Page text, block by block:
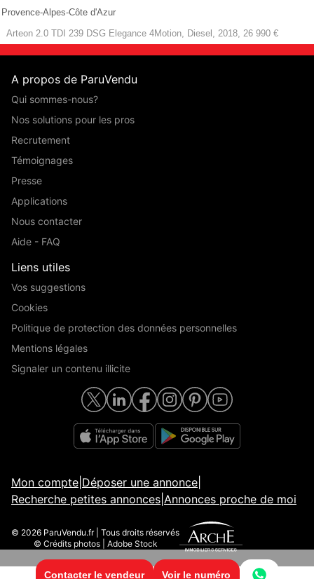
Contacter le vendeur Voir le numéro
Provence-Alpes-Côte d'Azur
Arteon 2.0 TDI 239 DSG Elegance 4Motion, Diesel, 2018, 26 990 €
A propos de ParuVendu
Qui sommes-nous?
Nos solutions pour les pros
Recrutement
Témoignages
Presse
Applications
Nous contacter
Aide - FAQ
Liens utiles
Vos suggestions
Cookies
Politique de protection des données personnelles
Mentions légales
Signaler un contenu illicite
Mon compte Déposer une annonce
Recherche petites annonces Annonces proche de moi
© 2026 ParuVendu.fr | Tous droits réservés
© Crédits photos | Adobe Stock